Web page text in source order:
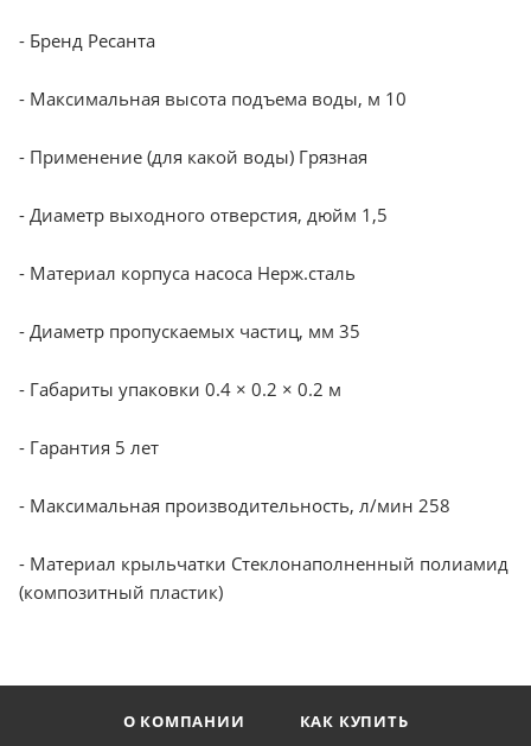
- Бренд Ресанта
- Максимальная высота подъема воды, м 10
- Применение (для какой воды) Грязная
- Диаметр выходного отверстия, дюйм 1,5
- Материал корпуса насоса Нерж.сталь
- Диаметр пропускаемых частиц, мм 35
- Габариты упаковки 0.4 × 0.2 × 0.2 м
- Гарантия 5 лет
- Максимальная производительность, л/мин 258
- Материал крыльчатки Стеклонаполненный полиамид
(композитный пластик)
О КОМПАНИИ
КАК КУПИТЬ